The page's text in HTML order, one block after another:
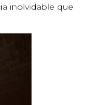
inolvidable que